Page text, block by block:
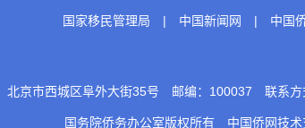
国家移民管理局
| 中国新闻网 | 中国
北京市西城区阜外大街35号 邮编：100037 联系方
国务院侨务办公室版权所有 中国侨网技术